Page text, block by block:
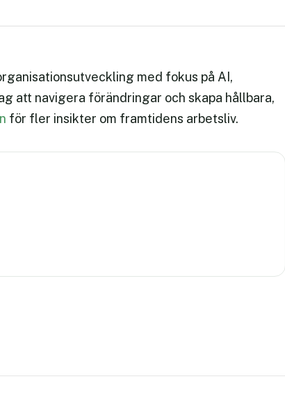
med fokus på AI,
att navigera förändringar och skapa hållbara,
för fler insikter om framtidens arbetsliv.